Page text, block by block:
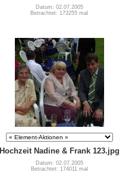
Datum: 02.07.2005
Betrachtet: 173255 mal
Hochzeit Nadine & Frank 123.jpg
Datum: 02.07.2005
Betrachtet: 174011 mal